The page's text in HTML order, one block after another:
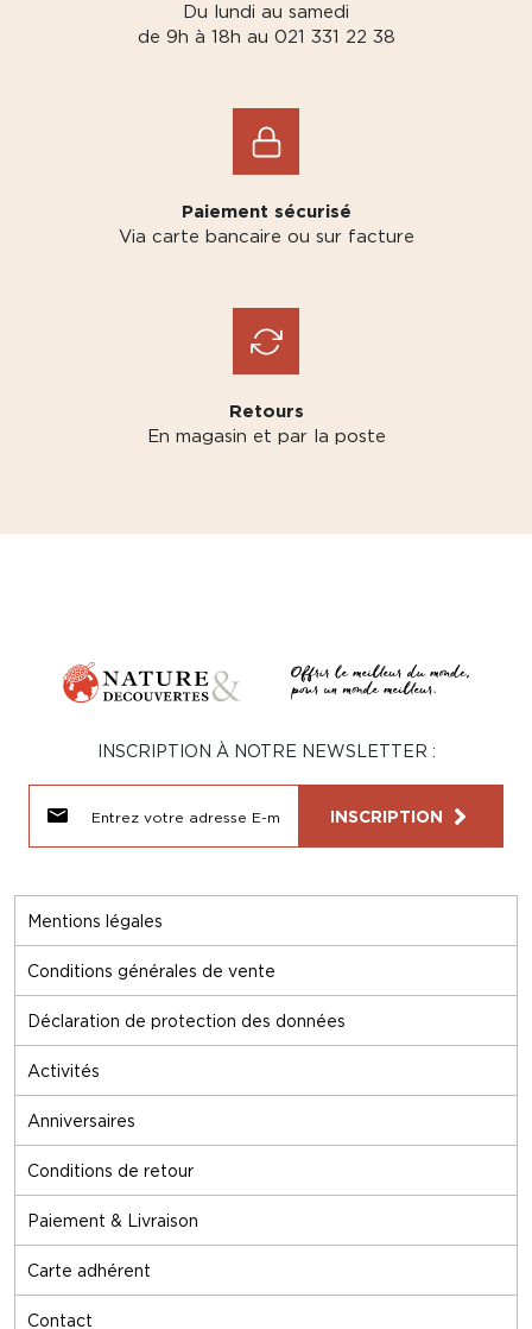
Du lundi au samedi
de 9h à 18h au 021 331 22 38
Paiement sécurisé
Via carte bancaire ou sur facture
Retours
En magasin et par la poste
Mentions légales
Conditions générales de vente
Déclaration de protection des données
Activités
Anniversaires
Conditions de retour
Paiement & Livraison
Carte adhérent
Contact
INSCRIPTION À NOTRE NEWSLETTER :
INSCRIPTION